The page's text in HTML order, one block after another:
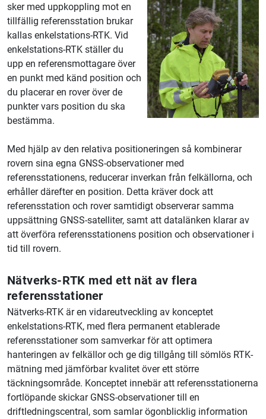
sker med uppkoppling mot en
tillfällig referensstation brukar
kallas enkelstations-RTK. Vid
enkelstations-RTK ställer du
upp en referensmottagare över
en punkt med känd position och
du placerar en rover över de
punkter vars position du ska
bestämma.
Med hjälp av den relativa positioneringen så kombinerar
rovern sina egna GNSS-observationer med
referensstationens, reducerar inverkan från felkällorna, och
erhåller därefter en position. Detta kräver dock att
referensstation och rover samtidigt observerar samma
uppsättning GNSS-satelliter, samt att datalänken klarar av
att överföra referensstationens position och observationer i
tid till rovern.
Nätverks-RTK med ett nät av flera
referensstationer
Nätverks-RTK är en vidareutveckling av konceptet
enkelstations-RTK, med flera permanent etablerade
referensstationer som samverkar för att optimera
hanteringen av felkällor och ge dig tillgång till sömlös RTK-
mätning med jämförbar kvalitet över ett större
täckningsområde. Konceptet innebär att referensstationerna
fortlöpande skickar GNSS-observationer till en
driftledningscentral, som samlar ögonblicklig information